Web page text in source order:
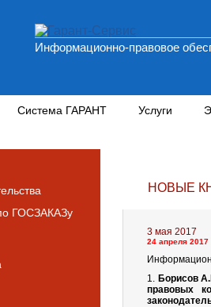
Информационно-правовое
Система ГАРАНТ Услуги
ГОСЗАКАЗу
НОВЫЕ
3 мая 2017
24 апреля 2017
1. Борисов
правовых